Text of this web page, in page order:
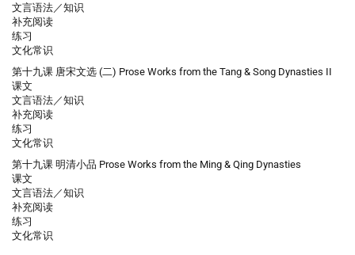
文言语法／知识
补充阅读
练习
文化常识
第十九课 唐宋文选 (二) Prose Works from the Tang & Song Dynasties II
课文
文言语法／知识
补充阅读
练习
文化常识
第十九课 明清小品 Prose Works from the Ming & Qing Dynasties
课文
文言语法／知识
补充阅读
练习
文化常识